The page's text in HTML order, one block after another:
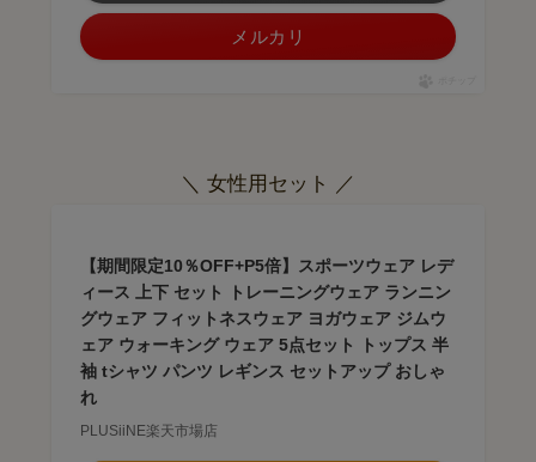
メルカリ
＼ 女性用セット ／
【期間限定10％OFF+P5倍】スポーツウェア レデ
ィース 上下 セット トレーニングウェア ランニン
グウェア フィットネスウェア ヨガウェア ジムウ
ェア ウォーキング ウェア 5点セット トップス 半
袖 tシャツ パンツ レギンス セットアップ おしゃ
れ
PLUSiiNE楽天市場店